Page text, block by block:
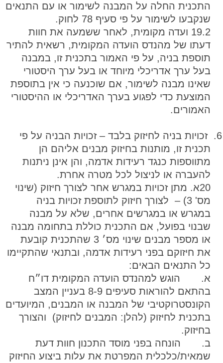
התכנית החלה על המבנה לשימור או עם התנאים
שנקבעו לשימור על פי סעיף 78 לחוק.
19.2 ועדה מקומית, לאחר ששמעה את חוות
דעתו של מהנדס הועדה המקומית, רשאית להתיר
תוספת בניה, על פי האמור בתכנית זו, במבנה
בעל ערך אדריכלי מיוחד או בעל ערך היסטורי
שאינו מבנה לשימור, אם שוכנעה כי אין בתוספת
המוצעת כדי לפגוע בערך האדריכלי או ההיסטורי
האמורים.
זכויות בניה לחיזוק בלבד – זכויות הבניה על פי
תכנית זו, מותנות בחיזוק מבנים אליהם הן
מתווספות כנגד רעידות אדמה, והן אינן ניתנות
להעברה או לניצול לכל מטרה אחרת.
20א. מתן זכויות במגרש אחר לצורך חיזוק (שינוי
מס' 3) – לצורך חיזוק לתוספת זכויות בניה
במגרש או במגרשים אחרים, שלא על מבנה
שבנוי בפועל, אם התכנית כוללת בתחומה מבנה
או מספר מבנים שינוי מס׳ 3 שהתכנית קובעת
את חיזוקם בפני רעידות אדמה, ובתנאי שהתקיימו
כל התנאים הבאים:
א. הוגש למהנדס הועדה המקומית דו״ח
בהתאם להוראות סעיפים 8-9 בעניין המצב
הקונסטרוקטיבי של המבנה או המבנים, המיועדים
בתכנית לחיזוק (להלן: המבנים לחיזוק) והצורך
בחיזוק.
ב. הונחה בפני מוסד התכנון חוות דעת
שמאית/כלכלית המפרטת את עלות ביצוע החיזוק